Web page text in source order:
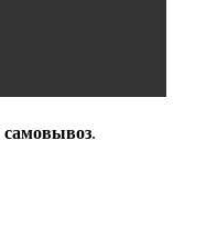
самовывоз.